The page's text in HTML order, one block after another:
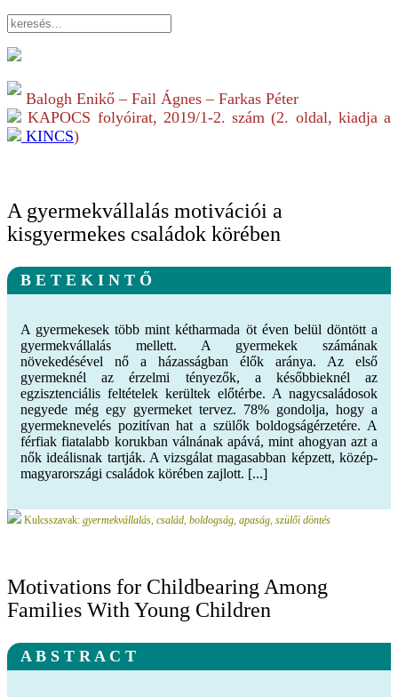
Balogh Enikő – Fail Ágnes – Farkas Péter
KAPOCS folyóirat, 2019/1-2. szám (2. oldal, kiadja a
KINCS)
A gyermekvállalás motivációi a
kisgyermekes családok körében
B E T E K I N T Ő
A gyermekesek több mint kétharmada öt éven belül döntött a
gyermekvállalás mellett. A gyermekek számának
növekedésével nő a házasságban élők aránya. Az első
gyermeknél az érzelmi tényezők, a későbbieknél az
egzisztenciális feltételek kerültek előtérbe. A nagycsaládosok
negyede még egy gyermeket tervez. 78% gondolja, hogy a
gyermeknevelés pozitívan hat a szülők boldogságérzetére. A
férfiak fiatalabb korukban válnának apává, mint ahogyan azt a
nők ideálisnak tartják. A vizsgálat magasabban képzett, közép-
magyarországi családok körében zajlott. [...]
Kulcsszavak: gyermekvállalás, család, boldogság, apaság, szülői döntés
Motivations for Childbearing Among
Families With Young Children
A B S T R A C T